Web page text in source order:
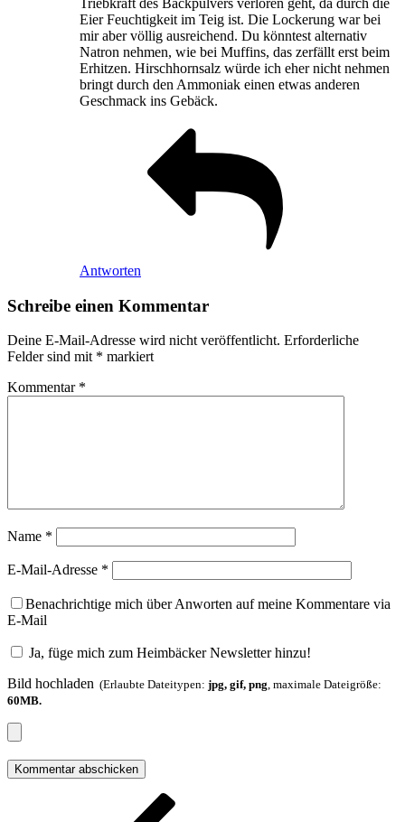
Eier Feuchtigkeit im Teig ist. Die Lockerung war bei
mir aber völlig ausreichend. Du könntest alternativ
Natron nehmen, wie bei Muffins, das zerfällt erst beim
Erhitzen. Hirschhornsalz würde ich eher nicht nehmen
bringt durch den Ammoniak einen etwas anderen
Geschmack ins Gebäck.
Antworten
Schreibe einen Kommentar
Deine E-Mail-Adresse wird nicht veröffentlicht. Erforderliche
Felder sind mit * markiert
Kommentar *
Name *
E-Mail-Adresse *
Benachrichtige mich über Anworten auf meine Kommentare via
E-Mail
Ja, füge mich zum Heimbäcker Newsletter hinzu!
Bild hochladen (Erlaubte Dateitypen: jpg, gif, png, maximale Dateigröße:
60MB.
Beitragsnavigation